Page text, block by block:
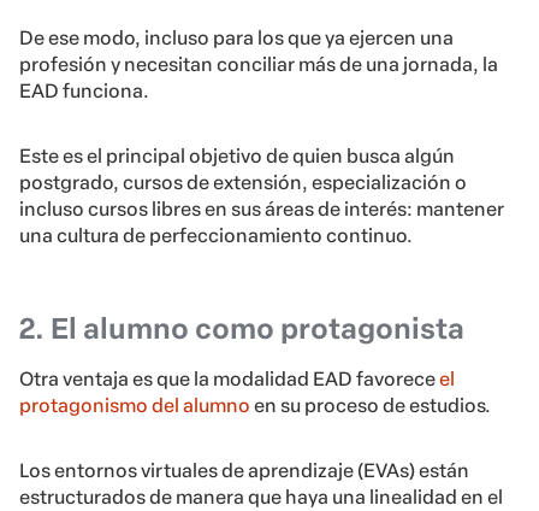
De ese modo, incluso para los que ya ejercen una
profesión y necesitan conciliar más de una jornada, la
EAD funciona.
Este es el principal objetivo de quien busca algún
postgrado, cursos de extensión, especialización o
incluso cursos libres en sus áreas de interés: mantener
una cultura de perfeccionamiento continuo.
2. El alumno como protagonista
Otra ventaja es que la modalidad EAD favoreceel
protagonismo del alumno en su proceso de estudios.
Los entornos virtuales de aprendizaje (EVAs) están
estructurados de manera que haya una linealidad en el